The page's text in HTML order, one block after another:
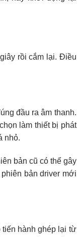
rồi cắm lại. Điều
đầu ra âm thanh.
làm thiết bị phát
nhỏ.
bản cũ có thể gây
bản driver mới
tiến hành ghép lại từ